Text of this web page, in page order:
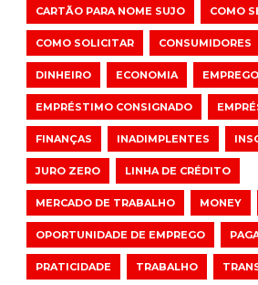
CARTÃO PARA NOME SUJO COMO
COMO SOLICITAR CONSUMIDORES
DINHEIRO ECONOMIA EMPREGO
EMPRÉSTIMO CONSIGNADO
FINANÇAS INADIMPLENTES
JURO ZERO LINHA DE CRÉDITO
MERCADO DE TRABALHO MONEY
OPORTUNIDADE DE EMPREGO
PRATICIDADE TRABALHO